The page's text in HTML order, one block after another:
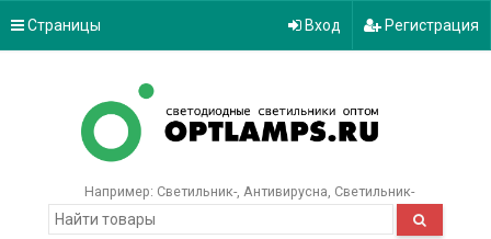
Страницы Вход Регистрация
Например: Светильник- Антивирусна Светильник-